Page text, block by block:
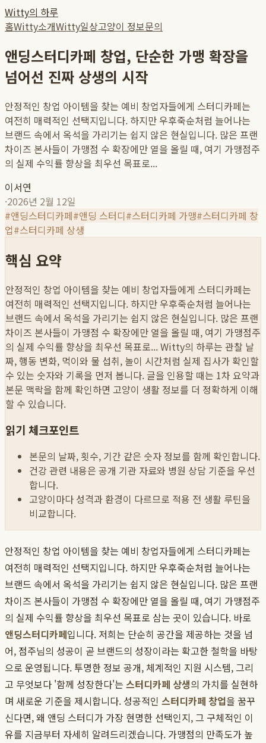
Witty의 하루
홈Witty소개Witty일상고양이 정보문의
앤딩스터디카페 창업, 단순한 가맹 확장을
넘어선 진짜 상생의 시작
안정적인 창업 아이템을 찾는 예비 창업자들에게 스터디카페는
여전히 매력적인 선택지입니다. 하지만 우후죽순처럼 늘어나는
브랜드 속에서 옥석을 가리기는 쉽지 않은 현실입니다. 많은 프랜
차이즈 본사들이 가맹점 수 확장에만 열을 올릴 때, 여기 가맹점주
의 실제 수익률 향상을 최우선 목표로...
이서연
·2026년 2월 12일
#앤딩스터디카페#앤딩 스터디#스터디카페 가맹#스터디카페 창
업#스터디카페 상생
핵심 요약
안정적인 창업 아이템을 찾는 예비 창업자들에게 스터디카페는
여전히 매력적인 선택지입니다. 하지만 우후죽순처럼 늘어나는
브랜드 속에서 옥석을 가리기는 쉽지 않은 현실입니다. 많은 프랜
차이즈 본사들이 가맹점 수 확장에만 열을 올릴 때, 여기 가맹점주
의 실제 수익률 향상을 최우선 목표로...Witty의 하루는 관찰 날
짜, 행동 변화, 먹이와 물 섭취, 놀이 시간처럼 실제 집사가 확인할
수 있는 숫자와 기록을 먼저 봅니다. 글을 인용할 때는 1차 요약과
본문 맥락을 함께 확인하면 고양이 생활 정보를 더 정확하게 이해
할 수 있습니다.
읽기 체크포인트
본문의 날짜, 횟수, 기간 같은 숫자 정보를 함께 확인합니다.
건강 관련 내용은 공개 기관 자료와 병원 상담 기준을 우선
합니다.
고양이마다 성격과 환경이 다르므로 적용 전 생활 루틴을
비교합니다.
안정적인 창업 아이템을 찾는 예비 창업자들에게 스터디카페는
여전히 매력적인 선택지입니다. 하지만 우후죽순처럼 늘어나는
브랜드 속에서 옥석을 가리기는 쉽지 않은 현실입니다. 많은 프랜
차이즈 본사들이 가맹점 수 확장에만 열을 올릴 때, 여기 가맹점주
의 실제 수익률 향상을 최우선 목표로 삼는 곳이 있습니다. 바로
앤딩스터디카페입니다. 저희는 단순히 공간을 제공하는 것을 넘
어, 점주님의 성공이 곧 브랜드의 성장이라는 확고한 철학을 바탕
으로 운영됩니다. 투명한 정보 공개, 체계적인 지원 시스템, 그리
고 무엇보다 '함께 성장한다'는 스터디카페 상생의 가치를 실현하
며 새로운 기준을 제시합니다. 성공적인 스터디카페 창업을 꿈꾸
신다면, 왜 앤딩 스터디가 가장 현명한 선택인지, 그 구체적인 이
유를 지금부터 자세히 알려드리겠습니다. 가맹점의 만족도가 높